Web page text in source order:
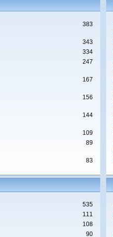
383
343
334
247
167
156
144
109
89
83
535
111
108
90